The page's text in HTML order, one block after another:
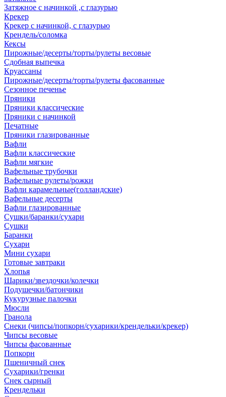
Затяжное с начинкой ,с глазурью
Крекер
Крекер с начинкой, с глазурью
Крендель/соломка
Кексы
Пирожные/десерты/торты/рулеты весовые
Сдобная выпечка
Круассаны
Пирожные/десерты/торты/рулеты фасованные
Сезонное печенье
Пряники
Пряники классические
Пряники с начинкой
Печатные
Пряники глазированные
Вафли
Вафли классические
Вафли мягкие
Вафельные трубочки
Вафельные рулеты/рожки
Вафли карамельные(голландские)
Вафельные десерты
Вафли глазированные
Сушки/баранки/сухари
Сушки
Баранки
Сухари
Мини сухари
Готовые завтраки
Хлопья
Шарики/звездочки/колечки
Подушечки/батончики
Кукурузные палочки
Мюсли
Гранола
Снеки (чипсы/попкорн/сухарики/крендельки/крекер)
Чипсы весовые
Чипсы фасованные
Попкорн
Пшеничный снек
Сухарики/гренки
Снек сырный
Крендельки